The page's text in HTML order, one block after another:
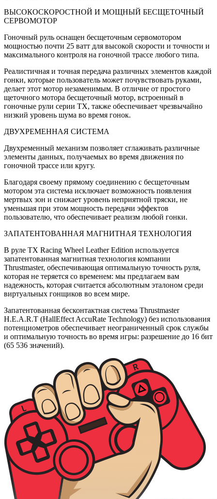
ВЫСОКОСКОРОСТНОЙ И МОЩНЫЙ БЕСЩЕТОЧНЫЙ
СЕРВОМОТОР
Гоночный руль оснащен бесщеточным сервомотором
мощностью почти 25 ватт для высокой скорости и точности и
максимального контроля на гоночной трассе любого типа.
Реалистичная и точная передача различных элементов каждой
гонки, которые пользователь может почувствовать руками,
делает этот мотор незаменимым. В отличие от простого
щеточного мотора бесщеточный мотор, встроенный в
гоночные рули серии TX, также обеспечивает чрезвычайно
низкий уровень шума во время гонок.
ДВУХРЕМЕННАЯ СИСТЕМА
Двухременный механизм позволяет сглаживать различные
элементы данных, получаемых во время движения по
гоночной трассе или кругу.
Благодаря своему прямому соединению с бесщеточным
мотором эта система исключает возможность появления
мертвых зон и снижает уровень неприятной тряски, не
уменьшая при этом мощность передачи эффектов
пользователю, что обеспечивает реализм любой гонки.
ЗАПАТЕНТОВАННАЯ МАГНИТНАЯ ТЕХНОЛОГИЯ
В руле TX Racing Wheel Leather Edition используется
запатентованная магнитная технология компании
Thrustmaster, обеспечивающая оптимальную точность руля,
которая не теряется со временем: мы предлагаем вам
надежность, которая считается абсолютным эталоном среди
виртуальных гонщиков во всем мире.
Запатентованная бесконтактная система Thrustmaster
H.E.A.R.T (HallEffect AccuRate Technology) без использования
потенциометров обеспечивает неограниченный срок службы
и оптимальную точность во время игры: разрешение до 16 бит
(65 536 значений).